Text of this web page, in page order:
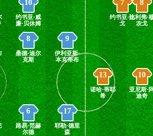
进球！球进啦！塞克(比利时
里森))取得本场比赛领先！
8
比利弗·
农戈
10
亚尼斯·
迪奇
7
约书亚·达
戈
13
诺哈·蒂耶
希
6
路易·范赫
尔德
8
桑德·迪尔
克斯
10
约书亚·威
廉·贝休姆
17
耶勒·德里
森
9
伊利亚斯·
本克蒂布